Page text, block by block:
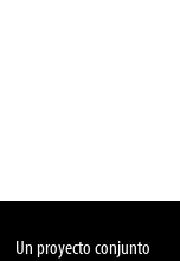
Un proyecto conjunto